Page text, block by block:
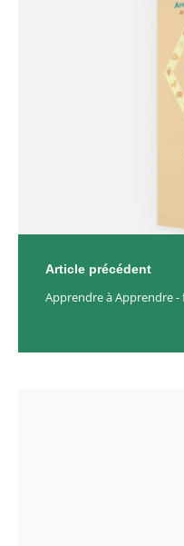
Article précédent
Apprendre à Apprendre -